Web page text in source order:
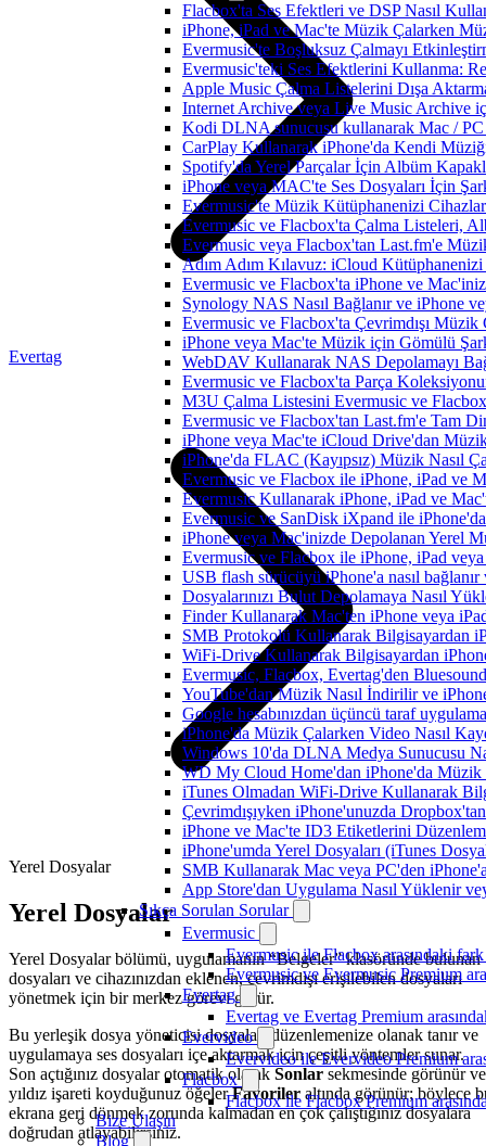
Flacbox'ta Ses Efektleri ve DSP Nasıl
iPhone, iPad ve Mac'te Müzik Çalarken
Evermusic'te Boşluksuz Çalmayı
Evermusic'teki Ses Efektlerini Kullanma:
Apple Music Çalma Listelerini Dışa
Internet Archive veya Live Music Archive
Kodi DLNA sunucusu kullanarak Mac / PC
CarPlay Kullanarak iPhone'da Kendi
Spotify'da Yerel Parçalar İçin Albüm
iPhone veya MAC'te Ses Dosyaları İçin
Evermusic'te Müzik Kütüphanenizi Cihazlar
Evermusic ve Flacbox'ta Çalma Listeleri,
Evermusic veya Flacbox'tan Last.fm'e
Adım Adım Kılavuz: iCloud
Evermusic ve Flacbox'ta iPhone ve
Synology NAS Nasıl Bağlanır ve iPhone
Evermusic ve Flacbox'ta Çevrimdışı
iPhone veya Mac'te Müzik için Gömülü
WebDAV Kullanarak NAS Depolamayı
Evermusic ve Flacbox'ta Parça
M3U Çalma Listesini Evermusic ve
Evermusic ve Flacbox'tan Last.fm'e Tam
iPhone veya Mac'te iCloud Drive'dan
iPhone'da FLAC (Kayıpsız) Müzik Nasıl
Evermusic ve Flacbox ile iPhone, iPad ve
Evermusic Kullanarak iPhone, iPad ve
Evermusic ve SanDisk iXpand ile
iPhone veya Mac'inizde Depolanan Yerel
Evermusic ve Flacbox ile iPhone, iPad
USB flash sürücüyü iPhone'a nasıl
Dosyalarınızı Bulut Depolamaya Nasıl
Finder Kullanarak Mac'ten iPhone veya
SMB Protokolü Kullanarak Bilgisayardan
WiFi-Drive Kullanarak Bilgisayardan
Evermusic, Flacbox, Evertag'den
YouTube'dan Müzik Nasıl İndirilir ve
Google hesabınızdan üçüncü taraf
iPhone'da Müzik Çalarken Video Nasıl
Windows 10'da DLNA Medya Sunucusu
WD My Cloud Home'dan iPhone'da Müzik
iTunes Olmadan WiFi-Drive Kullanarak
Çevrimdışıyken iPhone'unuzda
iPhone ve Mac'te ID3 Etiketlerini
iPhone'umda Yerel Dosyaları (iTunes
SMB Kullanarak Mac veya PC'den
App Store'dan Uygulama Nasıl Yüklenir
Sıkça Sorulan Sorular
Evermusic
Evermusic ile Flacbox arasındaki
Evermusic ve Evermusic Premium
Evertag
Evertag ve Evertag Premium
Evervideo
Evervideo ile Evervideo Premium
Flacbox
Flacbox ile Flacbox Premium
Bize Ulaşın
Blog
Evertag
Yerel Dosyalar
Yerel Dosyalar
Yerel Dosyalar bölümü, uygulamanın “Belgeler” klasöründe bulunan
dosyaları ve cihazınızdan eklenen, çevrimdışı erişilebilen dosyaları
yönetmek için bir merkez görevi görür.
Bu yerleşik dosya yöneticisi dosyaları düzenlemenize olanak tanır ve
uygulamaya ses dosyaları içe aktarmak için çeşitli yöntemler sunar.
Son açtığınız dosyalar otomatik olarak Sonlar sekmesinde görünür ve
yıldız işareti koyduğunuz öğelerFavoriler altında görünür; böylece
ekrana geri dönmek zorunda kalmadan en çok çalıştığınız dosyalara
doğrudan atlayabilirsiniz.